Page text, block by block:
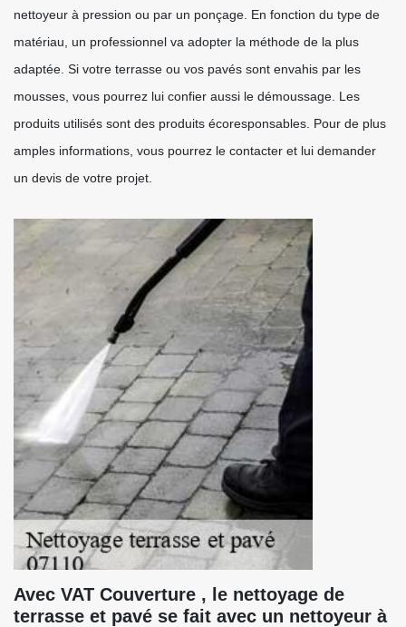
nettoyeur à pression ou par un ponçage. En fonction du type de
matériau, un professionnel va adopter la méthode de la plus
adaptée. Si votre terrasse ou vos pavés sont envahis par les
mousses, vous pourrez lui confier aussi le démoussage. Les
produits utilisés sont des produits écoresponsables. Pour de plus
amples informations, vous pourrez le contacter et lui demander
un devis de votre projet.
Avec VAT Couverture , le nettoyage de
terrasse et pavé se fait avec un nettoyeur à